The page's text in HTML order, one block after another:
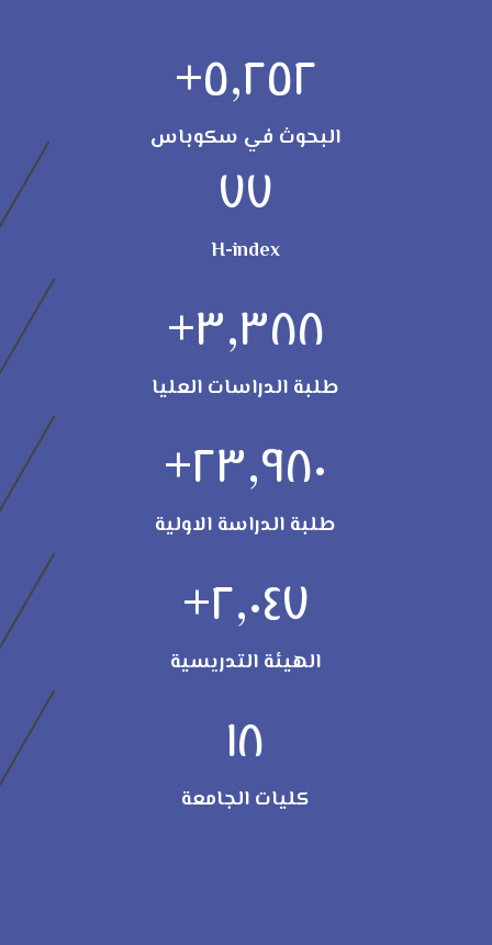
٥,٢٥٢+
البحوث في سكوباس
٧٧
H-index
٣,٣٨٨+
طلبة الدراسات العليا
٢٣,٩٨٠+
طلبة الدراسة الاولية
٢,٠٤٧+
الهيئة التدريسية
١٨
كليات الجامعة